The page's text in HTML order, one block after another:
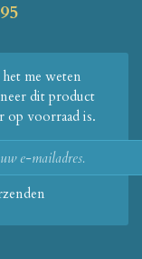
het me weten
dit product
op voorraad is.